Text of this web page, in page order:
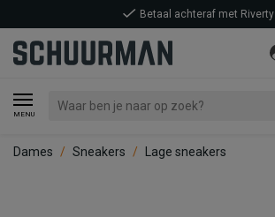
MENU
Betaal achteraf met Riverty
Dames Sneakers Lage sneakers